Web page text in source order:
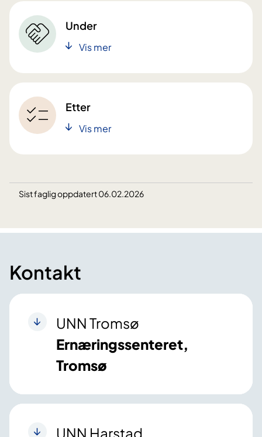
Under
Vis mer
Etter
Vis mer
Sist faglig oppdatert 06.02.2026
Kontakt
UNN Tromsø
Ernæringssenteret,
Tromsø
UNN Harstad